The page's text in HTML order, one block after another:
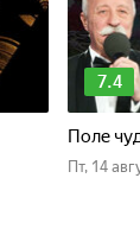
7.4
Поле
пт, 14